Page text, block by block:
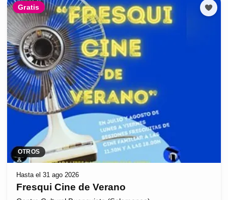
Gratis
OTROS
Hasta el 31 ago 2026
Fresqui Cine de Verano